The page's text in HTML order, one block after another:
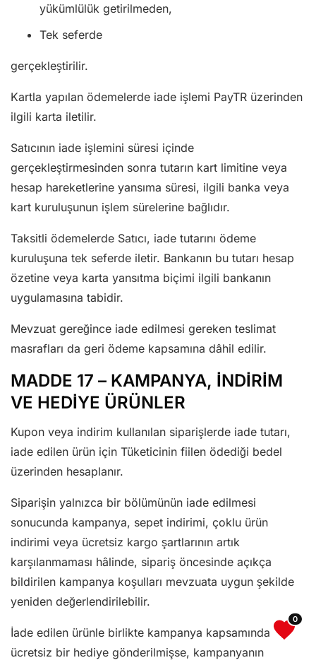
yükümlülük getirilmeden,
Tek seferde
gerçekleştirilir.
Kartla yapılan ödemelerde iade işlemi PayTR üzerinden
ilgili karta iletilir.
Satıcının iade işlemini süresi içinde
gerçekleştirmesinden sonra tutarın kart limitine veya
hesap hareketlerine yansıma süresi, ilgili banka veya
kart kuruluşunun işlem sürelerine bağlıdır.
Taksitli ödemelerde Satıcı, iade tutarını ödeme
kuruluşuna tek seferde iletir. Bankanın bu tutarı hesap
özetine veya karta yansıtma biçimi ilgili bankanın
uygulamasına tabidir.
Mevzuat gereğince iade edilmesi gereken teslimat
masrafları da geri ödeme kapsamına dâhil edilir.
MADDE 17 – KAMPANYA, İNDİRİM
VE HEDİYE ÜRÜNLER
Kupon veya indirim kullanılan siparişlerde iade tutarı,
iade edilen ürün için Tüketicinin fiilen ödediği bedel
üzerinden hesaplanır.
Siparişin yalnızca bir bölümünün iade edilmesi
sonucunda kampanya, sepet indirimi, çoklu ürün
indirimi veya ücretsiz kargo şartlarının artık
karşılanmaması hâlinde, sipariş öncesinde açıkça
bildirilen kampanya koşulları mevzuata uygun şekilde
yeniden değerlendirilebilir.
İade edilen ürünle birlikte kampanya kapsamında
ücretsiz bir hediye gönderilmişse, kampanyanın
0